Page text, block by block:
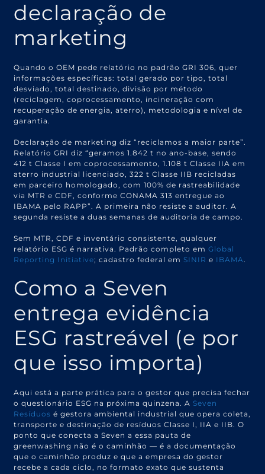
declaração de
marketing
Quando o OEM pede relatório no padrão GRI 306, quer
informações específicas: total gerado por tipo, total
desviado, total destinado, divisão por método
(reciclagem, coprocessamento, incineração com
recuperação de energia, aterro), metodologia e nível de
garantia.
Declaração de marketing diz “reciclamos a maior parte”.
Relatório GRI diz “geramos 1.842 t no ano-base, sendo
412 t Classe I em coprocessamento, 1.108 t Classe IIA em
aterro industrial licenciado, 322 t Classe IIB recicladas
em parceiro homologado, com 100% de rastreabilidade
via MTR e CDF, conforme CONAMA 313 entregue ao
IBAMA pelo RAPP”. A primeira não resiste a auditor. A
segunda resiste a duas semanas de auditoria de campo.
Sem MTR, CDF e inventário consistente, qualquer
relatório ESG é narrativa. Padrão completo emGlobal
Reporting Initiative; cadastro federal em SINIR e IBAMA.
Como a Seven
entrega evidência
ESG rastreável (e por
que isso importa)
Aqui está a parte prática para o gestor que precisa fechar
o questionário ESG na próxima quinzena. A Seven
Resíduos é gestora ambiental industrial que opera coleta,
transporte e destinação de resíduos Classe I, IIA e IIB. O
ponto que conecta a Seven a essa pauta de
greenwashing não é o caminhão — é a documentação
que o caminhão produz e que a empresa do gestor
recebe a cada ciclo, no formato exato que sustenta